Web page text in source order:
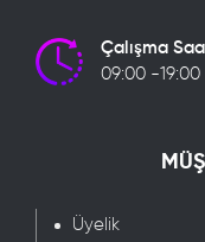
Çalışma
09:00 -19:00
Üyelik